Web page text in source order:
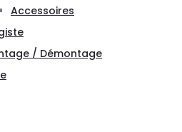
Accessoires
/ Démontage